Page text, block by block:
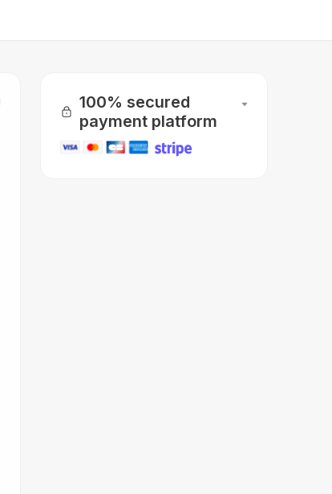
100% secured
payment platform